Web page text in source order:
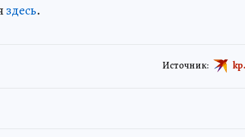
здесь.
Источник: